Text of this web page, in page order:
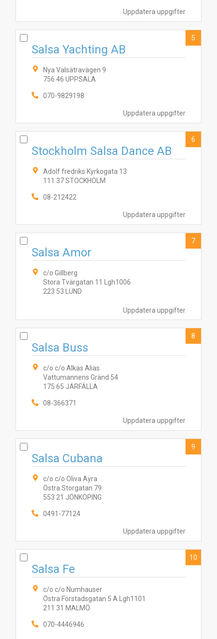
Uppdatera uppgifter
Uppdatera uppgifter
Salsa Yachting AB
Nya Valsätravägen 9
756 46 UPPSALA
070-9829198
5
Uppdatera uppgifter
Stockholm Salsa Dance AB
Adolf fredriks Kyrkogata 13
111 37 STOCKHOLM
08-212422
6
Uppdatera uppgifter
Salsa Amor
c/o Gillberg
Stora Tvärgatan 11 Lgh1006
223 53 LUND
7
Uppdatera uppgifter
Salsa Buss
c/o c/o Alkas Alias
Vattumannens Gränd 54
175 65 JÄRFÄLLA
08-366371
8
Uppdatera uppgifter
Salsa Cubana
c/o c/o Oliva Ayra
Östra Storgatan 79
553 21 JÖNKÖPING
0491-77124
9
Salsa Fe
c/o c/o Numhauser
Östra Förstadsgatan 5 A Lgh1101
211 31 MALMÖ
070-4446946
10